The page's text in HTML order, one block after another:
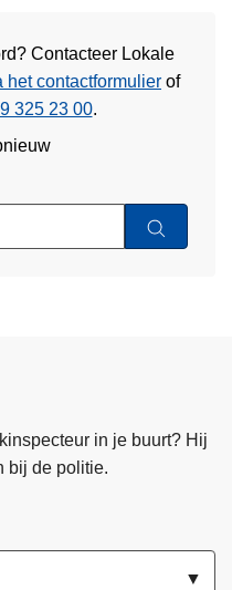
Contacteer Lokale
het contactformulier of
325 23 00.
in je buurt? Hij
bij de politie.
▼